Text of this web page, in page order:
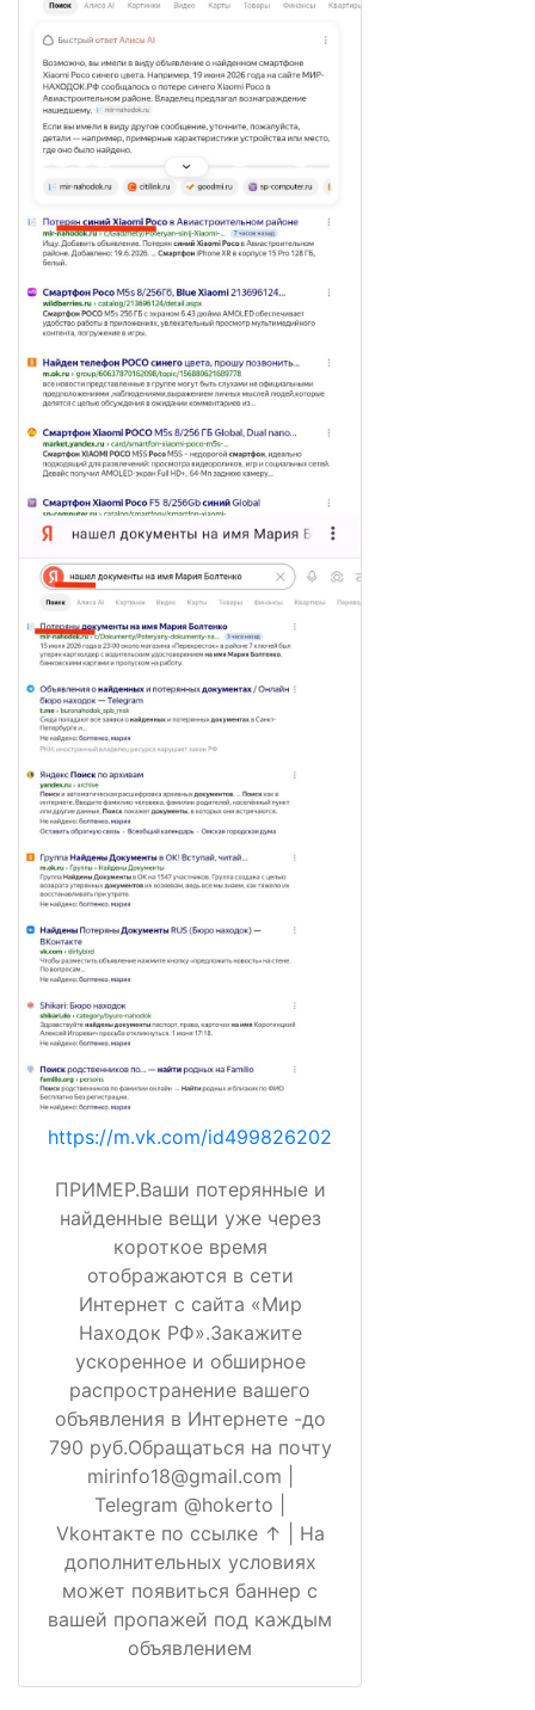
https://m.vk.com/id499826202
ПРИМЕР.Ваши потерянные и
найденные вещи уже через
короткое время
отображаются в сети
Интернет с сайта «Мир
Находок РФ».Закажите
ускоренное и обширное
распространение вашего
объявления в Интернете -до
790 руб.Обращаться на почту
mirinfo18@gmail.com |
Telegram @hokerto |
Vkонтакте по ссылке ↑ | На
дополнительных условиях
может появиться баннер с
вашей пропажей под каждым
объявлением